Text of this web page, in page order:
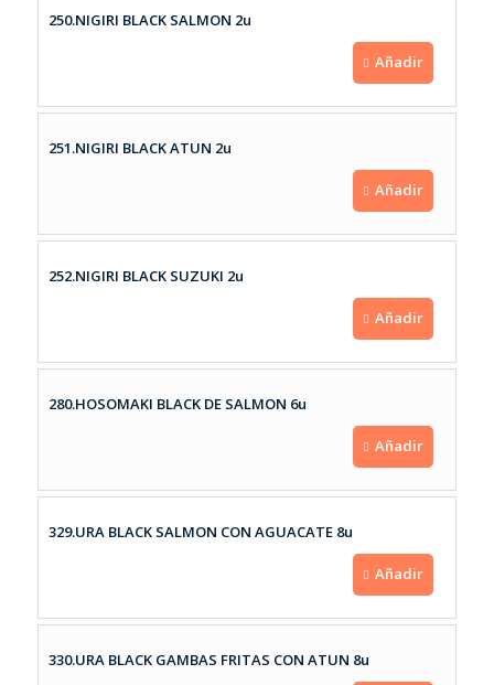
250.NIGIRI BLACK SALMON 2u
Añadir
251.NIGIRI BLACK ATUN 2u
Añadir
252.NIGIRI BLACK SUZUKI 2u
Añadir
280.HOSOMAKI BLACK DE SALMON 6u
Añadir
329.URA BLACK SALMON CON AGUACATE 8u
Añadir
330.URA BLACK GAMBAS FRITAS CON ATUN 8u